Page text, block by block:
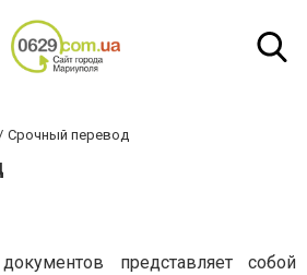
Срочный перевод
представляет собой